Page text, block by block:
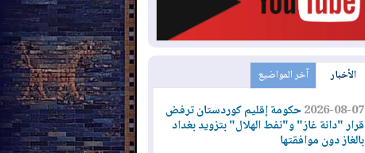
الأخبار آخر المواضيع
2026-08-07حكومة إقليم كوردستان ترفض
قرار "دانة غاز" و"نفط الهلال" بتزويد بغداد
بالغاز دون موافقتها